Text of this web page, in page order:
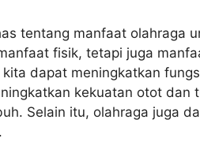
tentang manfaat olahraga
fisik, tetapi juga
dapat meningkatkan
kekuatan otot dan
Selain itu, olahraga juga